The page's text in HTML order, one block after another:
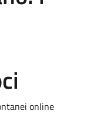
online